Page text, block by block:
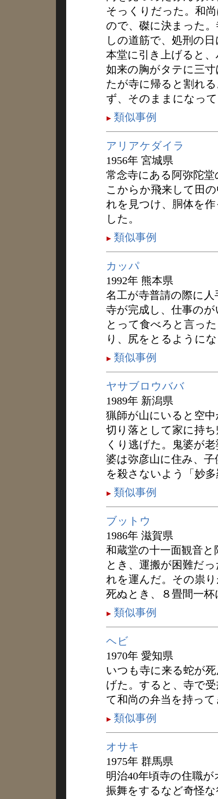
そっくりだった。和
ので、磔に決まった
しの道筋で、処刑の
本堂に引き上げると
如来の胸がタテに三
たが寺に帰ると割れ
ず、そのままになっ
類似事例
アリアケダイラ
1956年 宮城県
常念寺にある阿弥陀
こからか飛来して田
れを見つけ、胴体を
した。
類似事例
カッパ
1992年 熊本県
名工が寺普請の際に
寺が完成し、仕事の
とって食べろと言っ
り、尻をとるように
類似事例
ヤサブロウババ
1989年 新潟県
猟師が山にいると空
切り落として家に持
くり逃げた。鬼婆が
婆は弥彦山に住み、
を殺さないよう「妙
類似事例
ブットウ
1986年 滋賀県
和蔵堂の十一面観音
とき、運搬が困難だ
れを運んだ。その祟
死ぬとき、８畳間一
類似事例
ヘビ
1970年 愛知県
いつも寺に来る蛇が
げた。すると、寺で
て和尚の弁当を持っ
類似事例
オサキ
1975年 群馬県
明治40年頃寺の住職
振舞をするなど奇怪